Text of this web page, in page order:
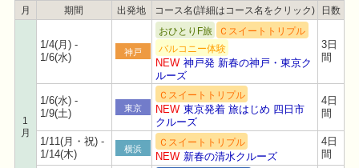
月 期間 出発地 コース名(詳細はコース名をクリック) 日数
1
月
1/4(月) -
1/6(水)
神戸
おひとりF旅
Ｃスイートトリプル
バルコニー体験
NEW 神戸発 新春の神戸・東京ク
ルーズ
3日
間
1/6(水) -
1/9(土)
東京
Ｃスイートトリプル
NEW 東京発着 旅はじめ 四日市
クルーズ
4日
間
1/11(月・祝) -
1/14(木)
横浜
Ｃスイートトリプル
NEW 新春の清水クルーズ
4日
間